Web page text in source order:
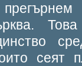
сеят